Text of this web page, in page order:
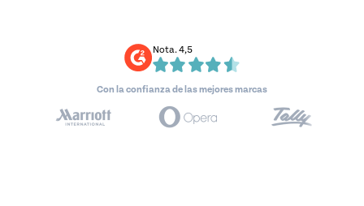
Nota. 4,5
Con la confianza de las mejores marcas